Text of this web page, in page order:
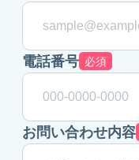
電話番号 必須
お問い合わせ内容